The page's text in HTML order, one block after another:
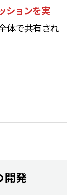
ションを実
体で共有され
開発